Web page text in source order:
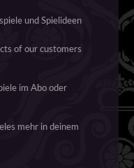
und Spielideen
of our customers
im Abo oder
mehr in deinem